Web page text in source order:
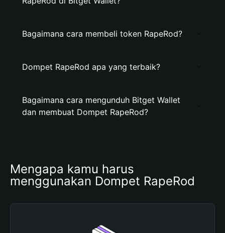
Bagaimana cara membeli token RapeRod?
Dompet RapeRod apa yang terbaik?
Bagaimana cara mengunduh Bitget Wallet
dan membuat Dompet RapeRod?
Mengapa kamu harus
menggunakan Dompet RapeRod